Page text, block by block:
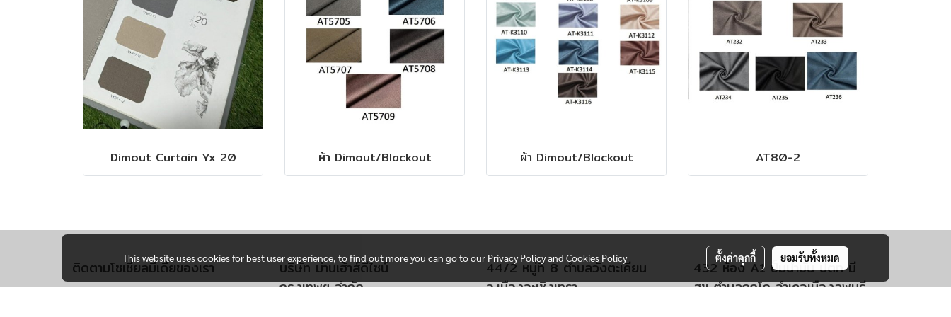
Dimout Curtain Yx 20 ผ้า Dimout/Blackout ผ้า Dimout/Blackout AT80-2
ติดตามโซเชียลมีเดียของเรา
บริษัท ม่านเฮ้าส์ดีไซน์
กรุงเทพฯ จำกัด
44/2 หมู่ที่ 8 ตำบลวังตะเคียน
อ.เมืองฉะเชิงเทรา
432 ห้อง A1 ปั์มน้ำมัน ปตท มี
สุข ตำบลกกโก อำเภอเมืองลพบุรี
This website uses cookies for best user experience, to find out more you can go to our Privacy Policy and Cookies Policy ตั้งค่าคุกกี้ ยอมรับทั้งหมด